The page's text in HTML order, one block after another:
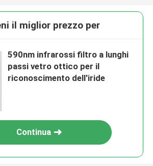
il miglior prezzo per
590nm infrarossi filtro a lunghi
passi vetro ottico per il
riconoscimento dell'iride
Continua